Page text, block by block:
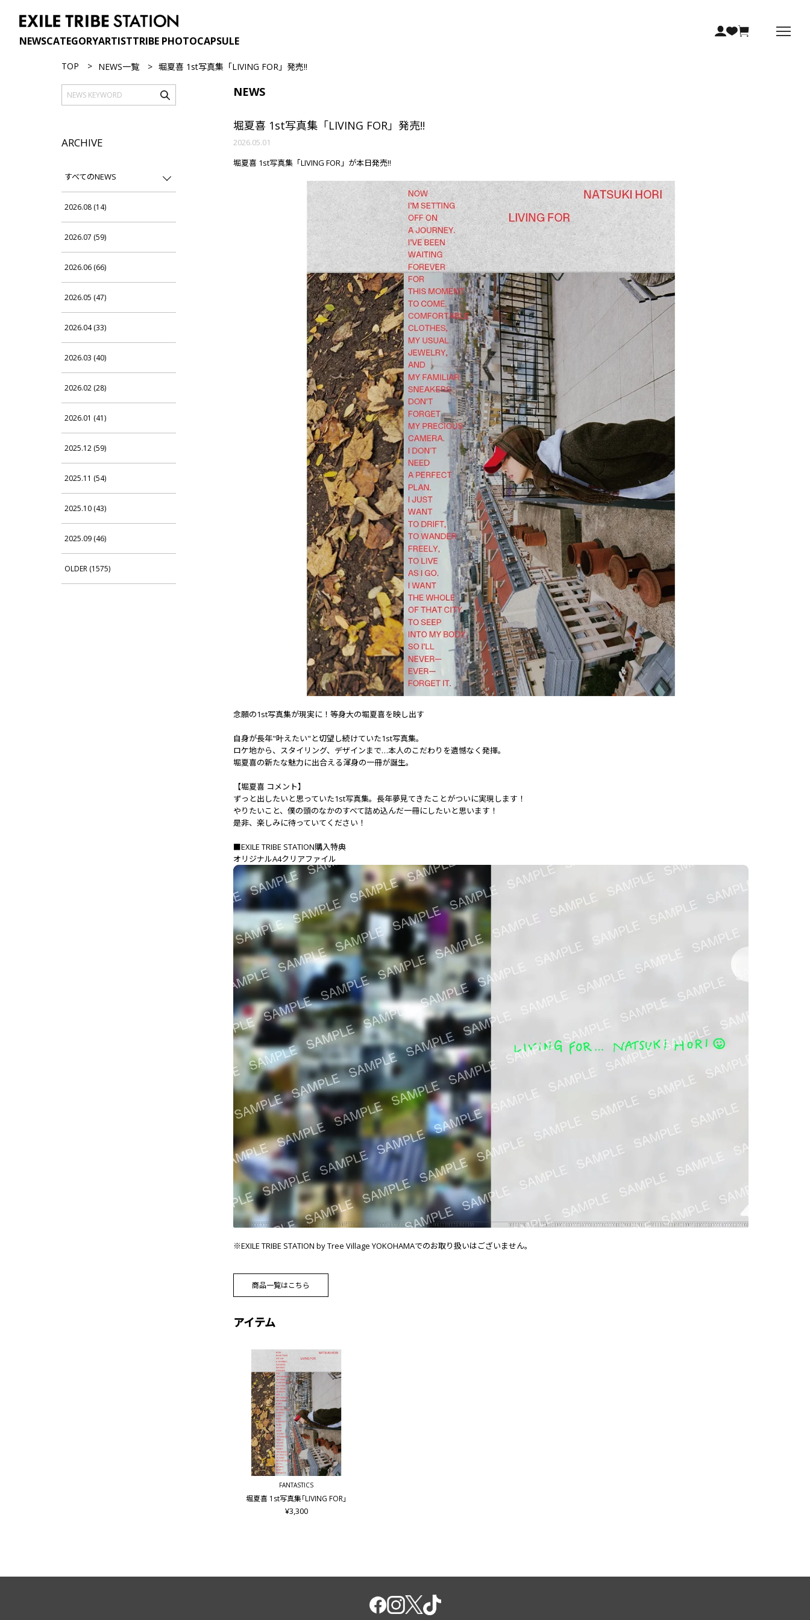
NEWSCATEGORYARTISTTRIBE PHOTOCAPSULE
TOP NEWS一覧 堀夏喜 1st写真集「LIVING FOR」発売!!
ARCHIVE
すべてのNEWS
2026.08 (14)
2026.07 (59)
2026.06 (66)
2026.05 (47)
2026.04 (33)
2026.03 (40)
2026.02 (28)
2026.01 (41)
2025.12 (59)
2025.11 (54)
2025.10 (43)
2025.09 (46)
OLDER (1575)
NEWS
堀夏喜 1st写真集「LIVING FOR」発売!!
2026.05.01
堀夏喜 1st写真集「LIVING FOR」が本日発売!!
念願の1st写真集が現実に！等身大の堀夏喜を映し出す
自身が長年"叶えたい"と切望し続けていた1st写真集。
ロケ地から、スタイリング、デザインまで…本人のこだわりを遺憾なく発揮。
堀夏喜の新たな魅力に出合える渾身の一冊が誕生。
【堀夏喜 コメント】
ずっと出したいと思っていた1st写真集。長年夢見てきたことがついに実現します！
やりたいこと、僕の頭のなかのすべて詰め込んだ一冊にしたいと思います！
是非、楽しみに待っていてください！
■EXILE TRIBE STATION購入特典
オリジナルA4クリアファイル
※EXILE TRIBE STATION by Tree Village YOKOHAMAでのお取り扱いはございません。
商品一覧はこちら
アイテム
FANTASTICS
堀夏喜 1st写真集｢LIVING FOR｣
¥3,300